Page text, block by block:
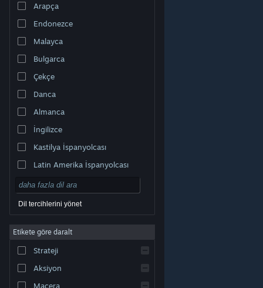
markalar, ABD ve diğer ülkelerde ilgili sahiplerinin
Erişilebilirlik |
Çerezler
Arapça
Endonezce
Malayca
Bulgarca
Çekçe
Danca
Almanca
İngilizce
Kastilya İspanyolcası
Latin Amerika İspanyolcası
Dil tercihlerini yönet
Etikete göre daralt
Strateji
Aksiyon
Macera